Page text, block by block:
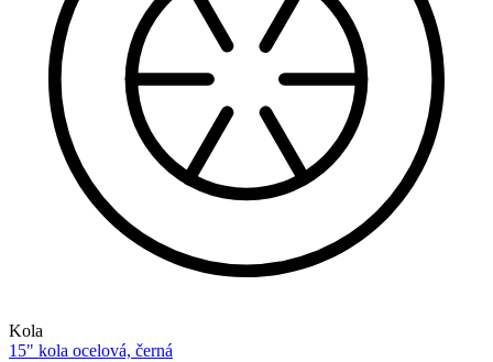
Kola
15" kola ocelová, černá